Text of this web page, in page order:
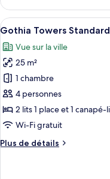
check-
in
age
is
25)
le
type
de
Suite
Premium
(Minimum
check-
in
age
is
25)
Afficher
toutes
les
photos
pour
ce
type
de
chambre :
Gothia
9
Gothia Towers
Vue sur la ville
25 m²
1 chambre
4 personnes
2 lits 1 place et 1
Wi-Fi gratuit
Plus de détails
Plus